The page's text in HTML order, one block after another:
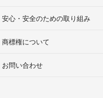
安心・安全のための取り組み
商標権について
お問い合わせ